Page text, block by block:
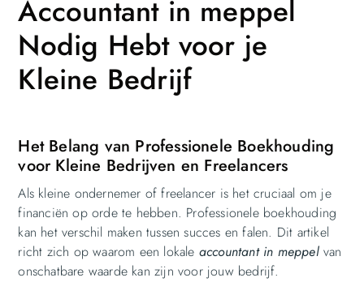
Accountant in meppel
Nodig Hebt voor je
Kleine Bedrijf
Het Belang van Professionele Boekhouding
voor Kleine Bedrijven en Freelancers
Als kleine ondernemer of freelancer is het cruciaal om je
financiën op orde te hebben. Professionele boekhouding
kan het verschil maken tussen succes en falen. Dit artikel
richt zich op waarom een lokale accountant in meppelvan
onschatbare waarde kan zijn voor jouw bedrijf.